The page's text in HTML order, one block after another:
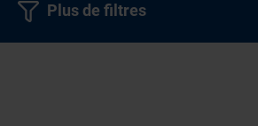
Plus de filtres